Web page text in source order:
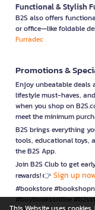
Functional & Stylish
B2S also offers
or office—like foldable
Furradec
Promotions &
Enjoy unbeatable
lifestyle must-haves,
when you shop on
meet the minimum
B2S brings everything
tools, educational toys,
the B2S App.
Join B2S Club to get
rewards! 👉 Sign up
#bookstore
#buybooksonline